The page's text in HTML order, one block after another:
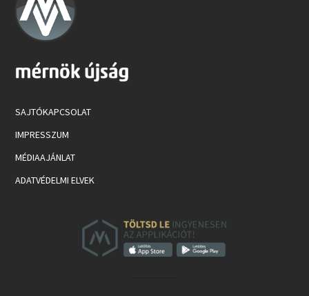
SAJTÓKAPCSOLAT
IMPRESSZUM
MÉDIAAJÁNLAT
ADATVÉDELMI ELVEK